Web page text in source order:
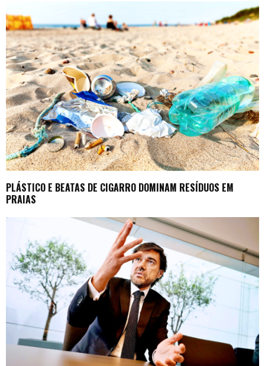
PLÁSTICO E BEATAS DE CIGARRO DOMINAM RESÍDUOS EM
PRAIAS